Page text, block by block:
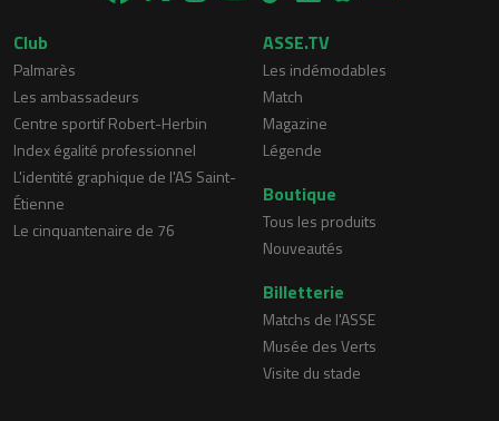
Club
Palmarès
Les ambassadeurs
Centre sportif Robert-Herbin
Index égalité professionnel
L'identité graphique de l'AS Saint-
Étienne
Le cinquantenaire de 76
ASSE.TV
Les indémodables
Match
Magazine
Légende
Boutique
Tous les produits
Nouveautés
Billetterie
Matchs de l'ASSE
Musée des Verts
Visite du stade